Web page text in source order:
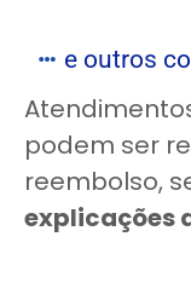
e outros
podem ser
reembolso,
explicações